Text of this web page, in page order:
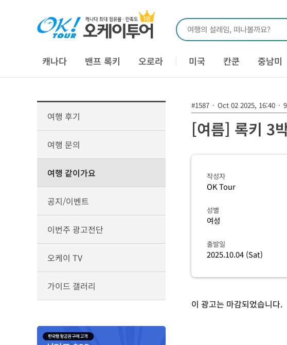
여행의 설레임, 떠나볼까요?
캐나다 밴프 록키 오로라 미국 칸쿤 중남미
여행 후기
여행 문의
여행 같이가요
공지/이벤트
이번주 광고전단
오케이 TV
가이드 갤러리
#1587 · Oct 02 2025, 16:40 ·
[여름] 록키 3
작성자
OK Tour
성별
여성
출발일
2025.10.04 (Sat)
이 광고는 마감되었습니다.